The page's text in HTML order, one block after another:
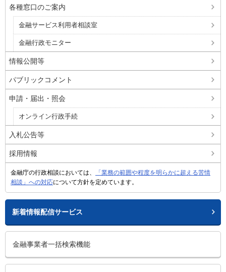
各種窓口のご案内
金融サービス利用者相談室
金融行政モニター
情報公開等
パブリックコメント
申請・届出・照会
オンライン行政手続
入札公告等
採用情報
金融庁の行政相談においては、
「業務の範囲や程度を明らかに超える苦情
相談」への対応について方針を定めています。
新着情報配信サービス
金融事業者一括検索機能